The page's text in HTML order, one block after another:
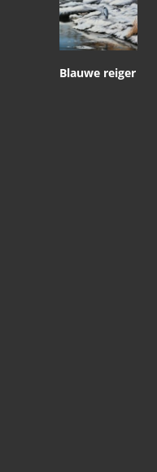
Blauwe reiger